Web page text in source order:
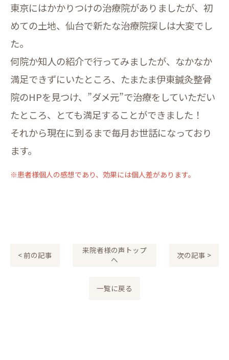
東京にはかかりつけの治療院がありましたが、初
めての土地、仙台で新たな治療院探しは大変でし
た。
何院か知人の紹介で行ってみましたが、なかなか
満足できずにいたところ、たまたま伊東鍼灸整骨
院のHPを見つけ、”ダメ元”で治療をしていただい
たところ、とても満足することができました！
それから現在に到るまで毎月お世話になっており
ます。
※患者様個人の感想であり、効果には個人差があります。
< 前の記事
来院者様の声トップ
へ
次の記事 >
一覧に戻る